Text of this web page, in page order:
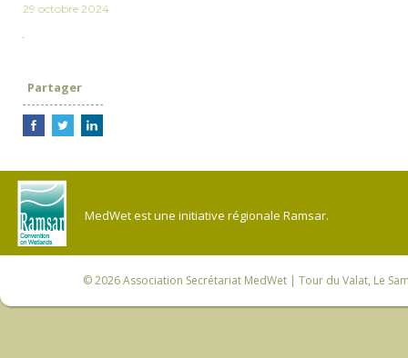
29 octobre 2024
Partager
MedWet est une initiative régionale Ramsar.
© 2026Association Secrétariat MedWet | Tour du Valat, Le